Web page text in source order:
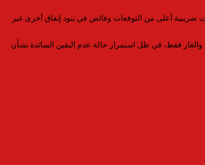
ضريبية أعلى من التوقعات وفائض في بنود إنفاق أخرى غير
فقط، في ظل استمرار حالة عدم اليقين السائدة بشأن